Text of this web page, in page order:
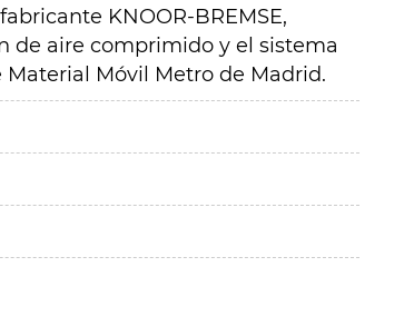
KNOOR-BREMSE,
de aire comprimido y el sistema
Móvil Metro de Madrid.